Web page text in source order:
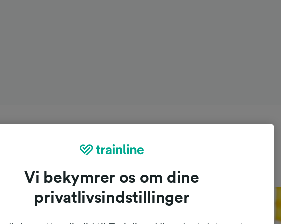
Vi bekymrer os om dine
privatlivsindstillinger